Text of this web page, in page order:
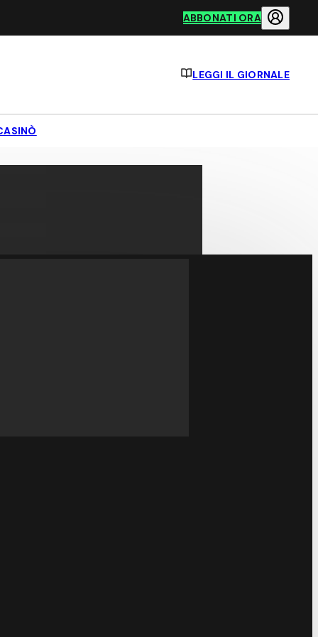
ABBONATI ORA
LEGGI IL GIORNALE